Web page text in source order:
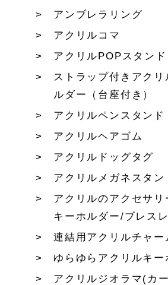
アンブレラリング
アクリルコマ
アクリルPOPスタンド
ストラップ付きアク
ルダー（台座付き）
アクリルペンスタンド
アクリルヘアゴム
アクリルドッグタグ
アクリルメガネスタン
アクリルのアクセサ
キーホルダー/ブレス
連結用アクリルチャー
ゆらゆらアクリルキー
アクリルジオラマ(カ